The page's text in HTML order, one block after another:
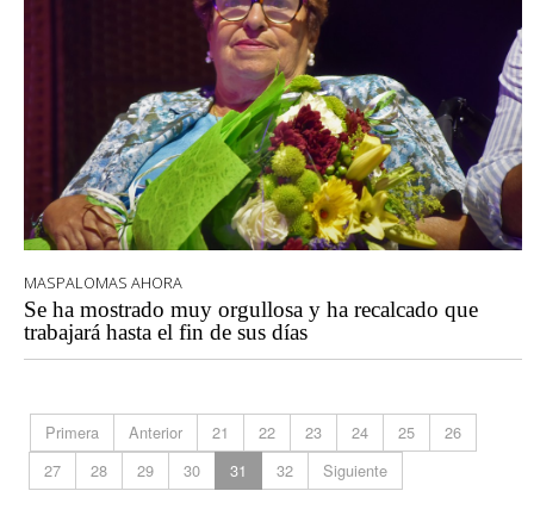
MASPALOMAS AHORA
Se ha mostrado muy orgullosa y ha recalcado que
trabajará hasta el fin de sus días
Primera Anterior 21 22 23 24 25
26
27
28 29 30 31 32 Siguiente